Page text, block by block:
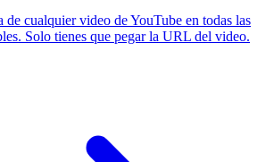
de cualquier video de YouTube en todas las
Solo tienes que pegar la URL del video.